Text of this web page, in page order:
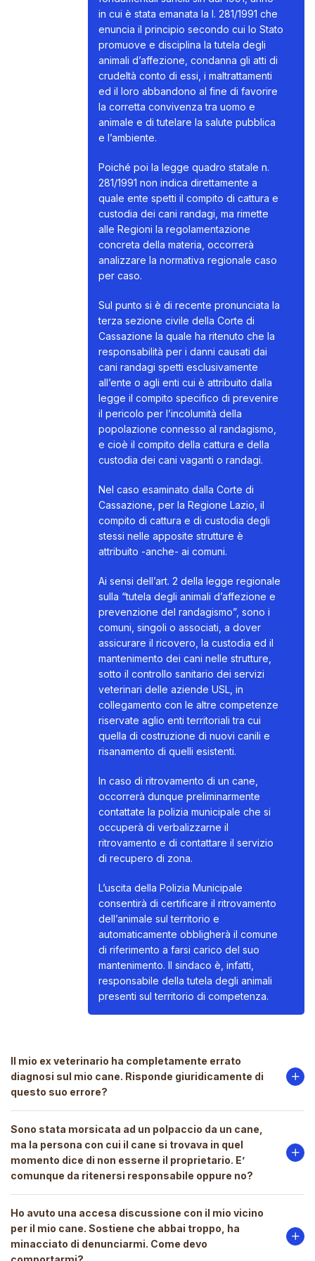
in cui è stata emanata la l. 281/1991 che
enuncia il principio secondo cui lo Stato
promuove e disciplina la tutela degli
animali d’affezione, condanna gli atti di
crudeltà conto di essi, i maltrattamenti
ed il loro abbandono al fine di favorire
la corretta convivenza tra uomo e
animale e di tutelare la salute pubblica
e l’ambiente.
Poiché poi la legge quadro statale n.
281/1991 non indica direttamente a
quale ente spetti il compito di cattura e
custodia dei cani randagi, ma rimette
alle Regioni la regolamentazione
concreta della materia, occorrerà
analizzare la normativa regionale caso
per caso.
Sul punto si è di recente pronunciata la
terza sezione civile della Corte di
Cassazione la quale ha ritenuto che la
responsabilità per i danni causati dai
cani randagi spetti esclusivamente
all’ente o agli enti cui è attribuito dalla
legge il compito specifico di prevenire
il pericolo per l’incolumità della
popolazione connesso al randagismo,
e cioè il compito della cattura e della
custodia dei cani vaganti o randagi.
Nel caso esaminato dalla Corte di
Cassazione, per la Regione Lazio, il
compito di cattura e di custodia degli
stessi nelle apposite strutture è
attribuito -anche- ai comuni.
Ai sensi dell’art. 2 della legge regionale
sulla “tutela degli animali d’affezione e
prevenzione del randagismo”, sono i
comuni, singoli o associati, a dover
assicurare il ricovero, la custodia ed il
mantenimento dei cani nelle strutture,
sotto il controllo sanitario dei servizi
veterinari delle aziende USL, in
collegamento con le altre competenze
riservate aglio enti territoriali tra cui
quella di costruzione di nuovi canili e
risanamento di quelli esistenti.
In caso di ritrovamento di un cane,
occorrerà dunque preliminarmente
contattate la polizia municipale che si
occuperà di verbalizzarne il
ritrovamento e di contattare il servizio
di recupero di zona.
L’uscita della Polizia Municipale
consentirà di certificare il ritrovamento
dell’animale sul territorio e
automaticamente obbligherà il comune
di riferimento a farsi carico del suo
mantenimento. Il sindaco è, infatti,
responsabile della tutela degli animali
presenti sul territorio di competenza.
Il mio ex veterinario ha completamente errato
diagnosi sul mio cane. Risponde giuridicamente di
questo suo errore?
Purtroppo, questa è una questione che
ho vissuto in prima persona, dal
momento che uno tra i primi veterinari
causata da un legnetto) quando in
realtà si trattava, purtroppo, di un
“sarcoma giovanile indifferenziato”, una
Sono stata morsicata ad un polpaccio da un cane,
ma la persona con cui il cane si trovava in quel
momento dice di non esserne il proprietario. E’
comunque da ritenersi responsabile oppure no?
Sul punto si è pronunciata la
Cassazione in una recentissima
Ho avuto una accesa discussione con il mio vicino
per il mio cane. Sostiene che abbai troppo, ha
minacciato di denunciarmi. Come devo